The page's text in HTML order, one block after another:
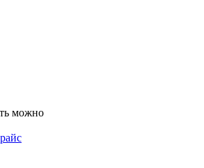
можно